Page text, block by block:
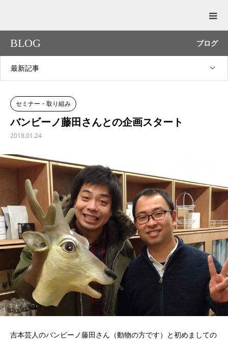
BLOG ブログ
最新記事
セミナー・取り組み
バンビーノ藤田さんとの企画スタート
2018.01.24
吉本芸人のバンビーノ藤田さん（動物の方です）と初めましての